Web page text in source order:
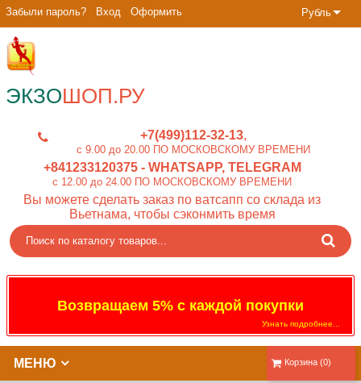
Рубль
Забыли пароль? Вход Оформить
ЭКЗОШОП.РУ
+7(499)112-32-13
c 9.00 до 20.00 ПО МОСКОВСКОМУ ВРЕМЕНИ
+841233120375- WHATSAPP, TELEGRAM
c 12.00 до 24.00 ПО МОСКОВСКОМУ ВРЕМЕНИ
Вы можете сделать заказ по ватсапп со склада из
Вьетнама, чтобы сэконмить время
Возвращаем 5% с каждой покупки
Узнать подробнее...
Корзина (0)
МЕНЮ